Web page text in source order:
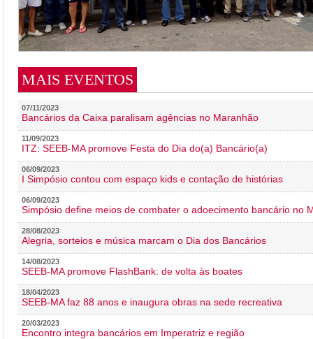
MAIS EVENTOS
07/11/2023
Bancários da Caixa paralisam agências no Maranhão
11/09/2023
ITZ: SEEB-MA promove Festa do Dia do(a) Bancário(a)
06/09/2023
I Simpósio contou com espaço kids e contação de histórias
06/09/2023
Simpósio define meios de combater o adoecimento bancário no
28/08/2023
Alegria, sorteios e música marcam o Dia dos Bancários
14/08/2023
SEEB-MA promove FlashBank: de volta às boates
18/04/2023
SEEB-MA faz 88 anos e inaugura obras na sede recreativa
20/03/2023
Encontro integra bancários em Imperatriz e região